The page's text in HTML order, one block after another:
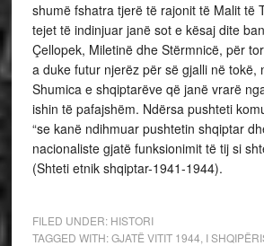
shumë fshatra tjerë të rajonit të Malit të
tejet të indinjuar janë sot e kësaj dite
Çellopek, Miletinë dhe Stërmnicë, për
a duke futur njerëz për së gjalli në tokë,
Shumica e shqiptarëve që janë vrarë
ishin të pafajshëm. Ndërsa pushteti
“se kanë ndihmuar pushtetin shqiptar
nacionaliste gjatë funksionimit të tij si
(Shteti etnik shqiptar-1941-1944).
FILED UNDER: HISTORI
TAGGED WITH:GJATË VITIT 1944 I